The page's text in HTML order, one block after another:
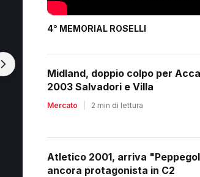
4° MEMORIAL ROSELLI
Midland, doppio colpo per
2003 Salvadori e Villa
Mercato 2 min di lettura
Atletico 2001, arriva
ancora protagonista in C2